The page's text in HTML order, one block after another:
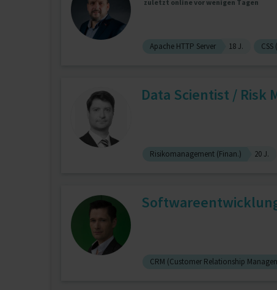
zuletzt online vor wenigen Tagen
Apache HTTP Server 18 J.
Data Scientist / Risk
Risikomanagement (Finan.) 20 J.
CRM (Customer Relationship